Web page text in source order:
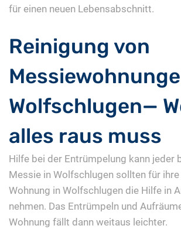
für einen neuen Lebensabschnitt.
Reinigung von
Wolfschlugen—
alles raus muss
Hilfe bei der Entrümpelung kann jeder
Messie in Wolfschlugen sollten für
Wohnung in Wolfschlugen die Hilfe in
nehmen. Das Entrümpeln und
Wohnung fällt dann weitaus leichter.